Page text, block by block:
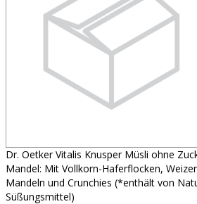
Dr. Oetker Vitalis Knusper Müsli ohne
Mandel: Mit Vollkorn-Haferflocken,
Mandeln und Crunchies (*enthält von
Süßungsmittel)